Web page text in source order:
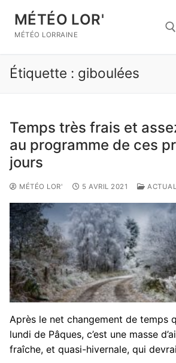
contenu
MÉTÉO LOR'
MÉTÉO LORRAINE
Rechercher :
Étiquette : giboulées
Temps très frais et
au programme de ces
jours
MÉTÉO LOR' 5 AVRIL 2021
Après le net changement de temps
lundi de Pâques, c’est une masse
fraîche, et quasi-hivernale, qui